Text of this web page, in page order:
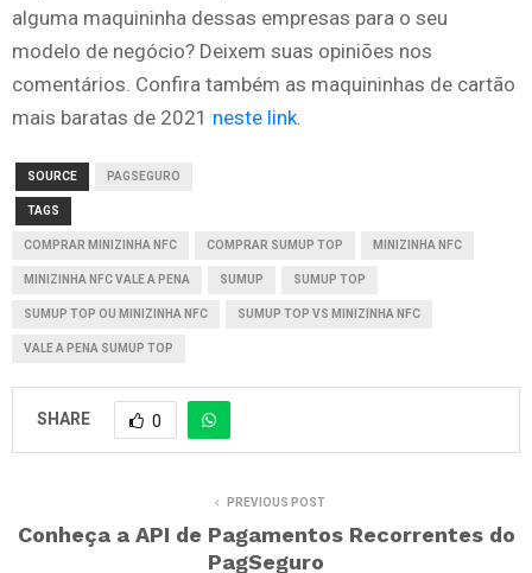
alguma maquininha dessas empresas para o seu
modelo de negócio? Deixem suas opiniões nos
comentários. Confira também as maquininhas de cartão
mais baratas de 2021 neste link.
SOURCE PAGSEGURO
TAGS
COMPRAR MINIZINHA NFC COMPRAR SUMUP TOP MINIZINHA NFC
MINIZINHA NFC VALE A PENA SUMUP SUMUP TOP
SUMUP TOP OU MINIZINHA NFC SUMUP TOP VS MINIZINHA NFC
VALE A PENA SUMUP TOP
SHARE 0
PREVIOUS POST
Conheça a API de Pagamentos Recorrentes do
PagSeguro